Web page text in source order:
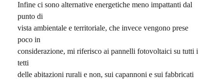
Infine ci sono alternative energetiche meno impattanti dal
punto di
vista ambientale e territoriale, che invece vengono prese
poco in
considerazione, mi riferisco ai pannelli fotovoltaici su tutti i
tetti
delle abitazioni rurali e non, sui capannoni e sui fabbricati